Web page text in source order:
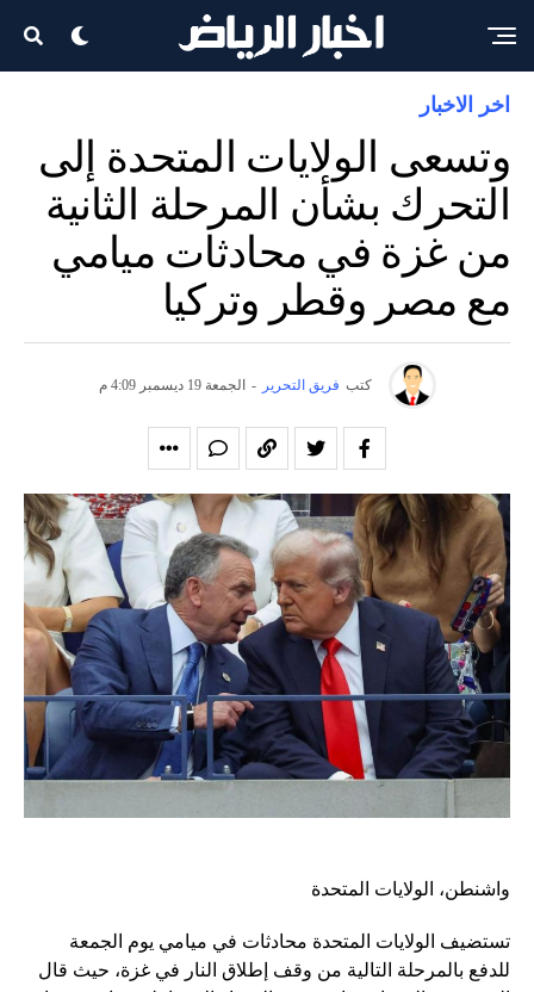
اخر الاخبار
وتسعى الولايات المتحدة إلى
التحرك بشأن المرحلة الثانية
من غزة في محادثات ميامي
مع مصر وقطر وتركيا
كتب فريق التحرير - الجمعة 19 ديسمبر 4:09 م
واشنطن، الولايات المتحدة
تستضيف الولايات المتحدة محادثات في ميامي يوم الجمعة
للدفع بالمرحلة التالية من وقف إطلاق النار في غزة، حيث قال